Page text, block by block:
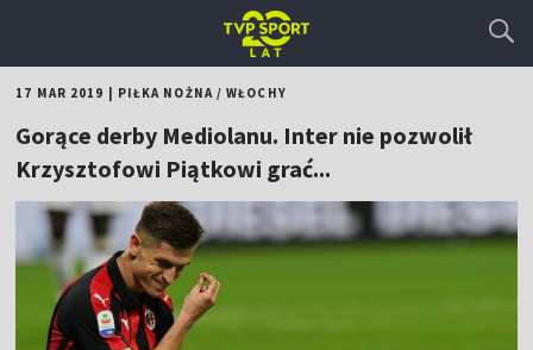
17 MAR 2019 PIŁKA NOŻNA/WŁOCHY
Gorące derby Mediolanu. Inter nie pozwolił
Krzysztofowi Piątkowi grać...